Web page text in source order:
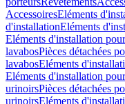
AccessoiresEléments
d'installationEléments
Eléments d'installation
lavabosPièces détachées
lavabosEléments
Eléments d'installation
urinoirsPièces détachées
urinoirsEléments